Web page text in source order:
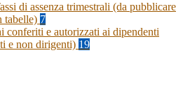
di assenza trimestrali (da pubblicare
tabelle) 7
conferiti e autorizzati ai dipendenti
e non dirigenti) 19